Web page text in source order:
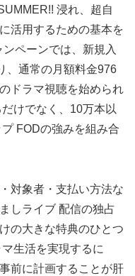
浸れ、超自
活用するための基本を
ペーンでは、新規入
、通常の月額料金976
ドラマ視聴を始められ
けでなく、10万本以
FODの強みを組み合
対象者・支払い方法な
しライブ 配信の独占
の大きな特典のひとつ
生活を実現するに
前に計画することが肝